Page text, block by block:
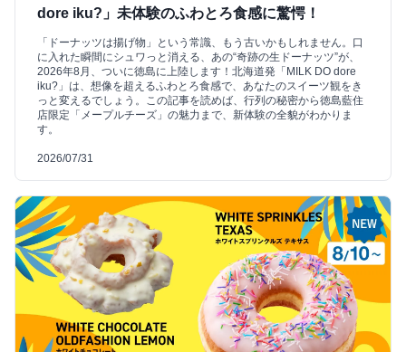
dore iku?」未体験のふわとろ食感に驚愕！
「ドーナッツは揚げ物」という常識、もう古いかもしれません。口
に入れた瞬間にシュワっと消える、あの“奇跡の生ドーナッツ”が、
2026年8月、ついに徳島に上陸します！北海道発「MILK DO dore
iku?」は、想像を超えるふわとろ食感で、あなたのスイーツ観をき
っと変えるでしょう。この記事を読めば、行列の秘密から徳島藍住
店限定「メープルチーズ」の魅力まで、新体験の全貌がわかりま
す。
2026/07/31